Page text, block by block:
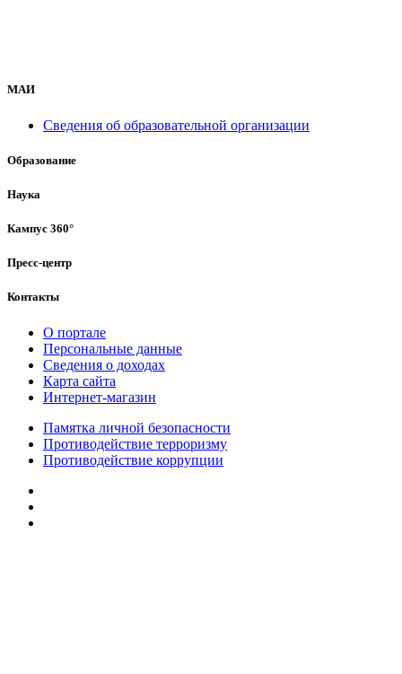
МАИ
Сведения об образовательной организации
Образование
Наука
Кампус 360°
Пресс-центр
Контакты
О портале
Персональные данные
Сведения о доходах
Карта сайта
Интернет-магазин
Памятка личной безопасности
Противодействие терроризму
Противодействие коррупции